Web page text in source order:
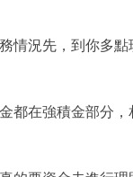
情況先，到你多
都在強積金部分